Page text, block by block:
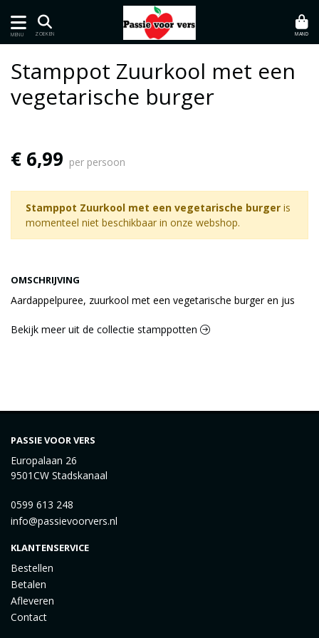
MENU ZOEKEN MAND
OMSCHRIJVING
Aardappelpuree, zuurkool met een vegetarische burger en jus
Stamppot Zuurkool met een
vegetarische burger
€ 6,99 per persoon
Stamppot Zuurkool met een vegetarische burger is
momenteel niet beschikbaar in onze webshop.
Bekijk meer uit de collectie stamppotten
PASSIE VOOR VERS
Europalaan 26
9501CW Stadskanaal
0599 613 248
info@passievoorvers.nl
KLANTENSERVICE
Bestellen
Betalen
Afleveren
Contact